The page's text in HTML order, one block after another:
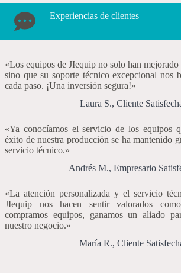
Experiencias de clientes
«Los equipos de JIequip no solo han mejorado
sino que su soporte técnico excepcional nos
cada paso. ¡Una inversión segura!»
Laura S., Cliente
«Ya conocíamos el servicio de los equipos
éxito de nuestra producción se ha mantenido
servicio técnico.»
Andrés M., Empresario
«La atención personalizada y el servicio
JIequip nos hacen sentir valorados
compramos equipos, ganamos un aliado
nuestro negocio.»
María R., Cliente